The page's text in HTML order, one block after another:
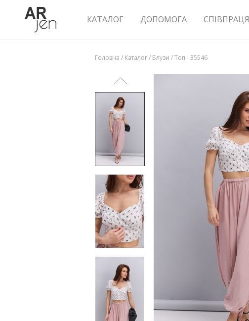
КАТАЛОГ ДОПОМОГА СПІВПРАЦЯ
Головна / Каталог/ Блузи /Топ - 35546